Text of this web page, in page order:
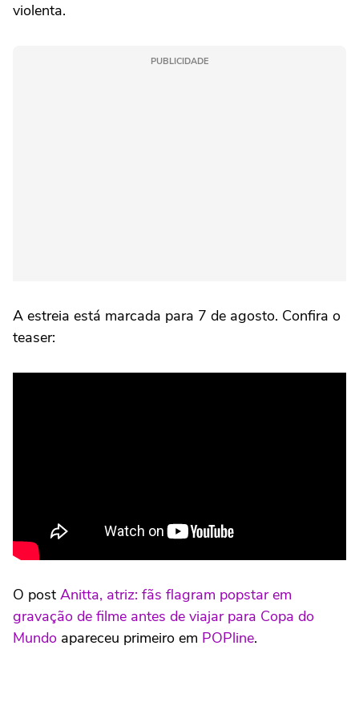
violenta.
PUBLICIDADE
A estreia está marcada para 7 de agosto. Confira o
teaser:
O post Anitta, atriz: fãs flagram popstar em
gravação de filme antes de viajar para Copa do
Mundo apareceu primeiro em POPline.